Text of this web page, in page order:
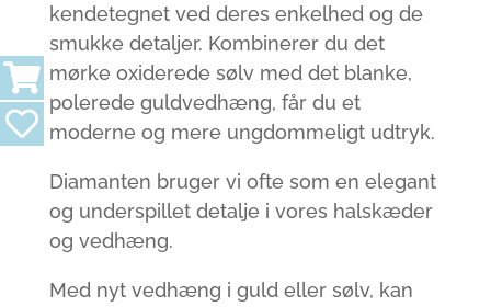
kendetegnet ved deres enkelhed og de
smukke detaljer. Kombinerer du det
mørke oxiderede sølv med det blanke,
polerede guldvedhæng, får du et
moderne og mere ungdommeligt udtryk.
Diamanten bruger vi ofte som en elegant
og underspillet detalje i vores halskæder
og vedhæng.
Med nyt vedhæng i guld eller sølv, kan